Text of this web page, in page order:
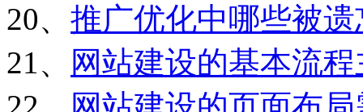
20、 推广优化中哪些被
21、
网站建设的基本流